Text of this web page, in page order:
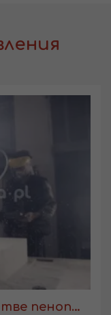
Работник на производстве пенопласта